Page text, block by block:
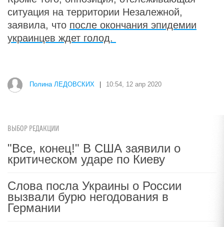
ситуация на территории Незалежной,
заявила, что после окончания эпидемии
украинцев ждет голод.
Полина ЛЕДОВСКИХ 10:54, 12 апр 2020
ВЫБОР РЕДАКЦИИ
"Все, конец!" В США заявили о
критическом ударе по Киеву
Слова посла Украины о России
вызвали бурю негодования в
Германии